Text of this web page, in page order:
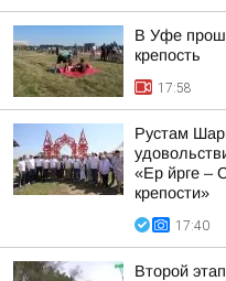
В Уфе
крепость
17:58
Рустам
«Ер йрге –
крепости»
17:40
Второй